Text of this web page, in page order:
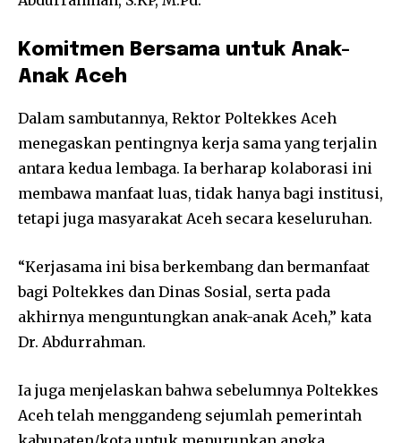
Komitmen Bersama untuk Anak-
Anak Aceh
Dalam sambutannya, Rektor Poltekkes Aceh
menegaskan pentingnya kerja sama yang terjalin
antara kedua lembaga. Ia berharap kolaborasi ini
membawa manfaat luas, tidak hanya bagi institusi,
tetapi juga masyarakat Aceh secara keseluruhan.
“Kerjasama ini bisa berkembang dan bermanfaat
bagi Poltekkes dan Dinas Sosial, serta pada
akhirnya menguntungkan anak-anak Aceh,” kata
Dr. Abdurrahman.
Ia juga menjelaskan bahwa sebelumnya Poltekkes
Aceh telah menggandeng sejumlah pemerintah